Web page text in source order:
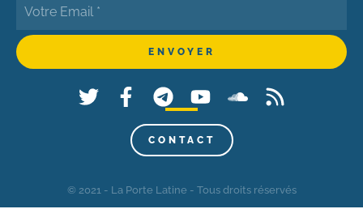
CONTACT
© 2021 - La Porte Latine - Tous droits réservés